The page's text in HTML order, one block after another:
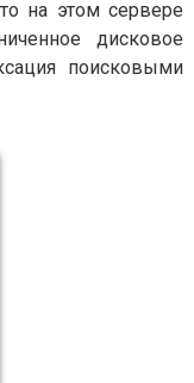
на этом сервере
дисковое
поисковыми